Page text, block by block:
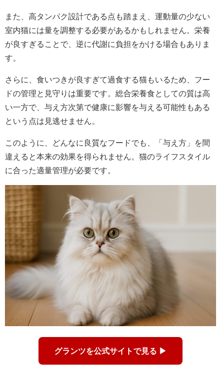
また、高タンパク設計である点も踏まえ、運動量の少ない
室内猫には量を調整する必要があるかもしれません。栄養
が良すぎることで、逆に代謝に負担をかける場合もありま
す。
さらに、食いつきが良すぎて過食する猫もいるため、フー
ドの管理と見守りは重要です。総合栄養食としての質は高
い一方で、与え方次第で健康に影響を与える可能性もある
という点は見逃せません。
このように、どんなに良質なフードでも、「与え方」を間
違えると本来の効果を得られません。猫のライフスタイル
に合った適量管理が必要です。
グランツを公式サイトで見る ▶